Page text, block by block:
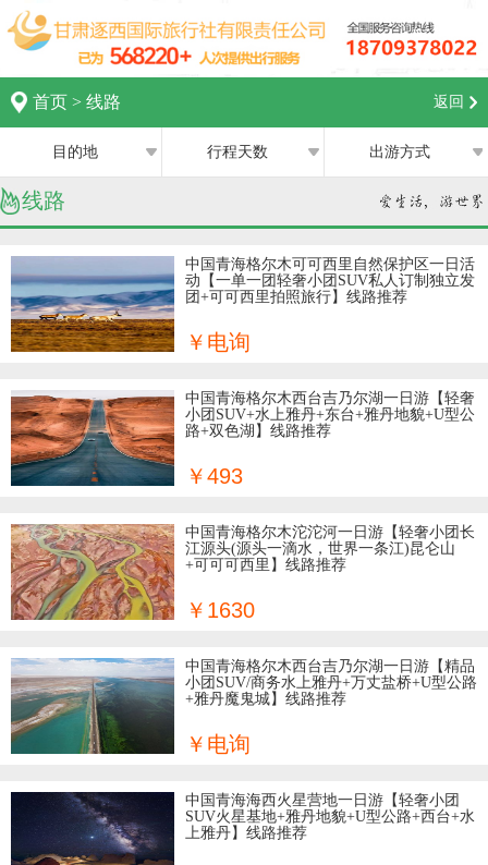
首页 > 线路 返回
目的地 行程天数 出游方式
兰州
银川
嘉峪关
中卫
格尔木
吴忠
玉树
敦煌
全部
私家团
半自助游
全部
2日
3日
4日
5日
7日
8日
线路
中国青海格尔木可可西里自然保护区一日活
动【一单一团轻奢小团SUV私人订制独立发
团+可可西里拍照旅行】线路推荐
￥电询
中国青海格尔木西台吉乃尔湖一日游【轻奢
小团SUV+水上雅丹+东台+雅丹地貌+U型公
路+双色湖】线路推荐
￥493
中国青海格尔木沱沱河一日游【轻奢小团长
江源头(源头一滴水，世界一条江)昆仑山
+可可可西里】线路推荐
￥1630
中国青海格尔木西台吉乃尔湖一日游【精品
小团SUV/商务水上雅丹+万丈盐桥+U型公路
+雅丹魔鬼城】线路推荐
￥电询
中国青海海西火星营地一日游【轻奢小团
SUV火星基地+雅丹地貌+U型公路+西台+水
上雅丹】线路推荐